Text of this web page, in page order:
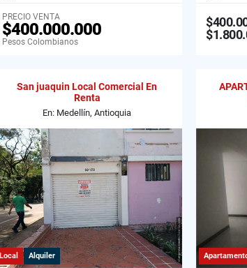
PRECIO VENTA
$400.000.000
Pesos Colombianos
San juaquin Local Comercial En
Renta
En: Medellín, Antioquia
Local Alquiler